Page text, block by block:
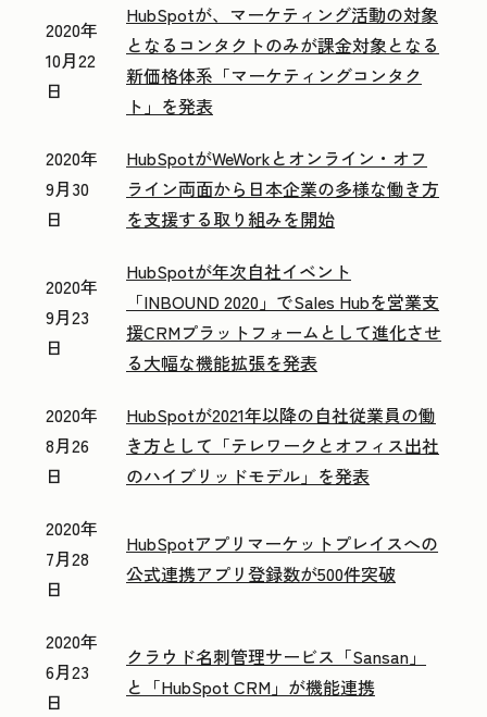
2020年
10月22
日
HubSpotが、マーケティング活動の対象
となるコンタクトのみが課金対象となる
新価格体系「マーケティングコンタク
ト」を発表
2020年
9月30
日
HubSpotがWeWorkとオンライン・オフ
ライン両面から日本企業の多様な働き方
を支援する取り組みを開始
2020年
9月23
日
HubSpotが年次自社イベント
「INBOUND 2020」でSales Hubを営業支
援CRMプラットフォームとして進化させ
る大幅な機能拡張を発表
2020年
8月26
日
HubSpotが2021年以降の自社従業員の働
き方として「テレワークとオフィス出社
のハイブリッドモデル」を発表
2020年
7月28
日
HubSpotアプリマーケットプレイスへの
公式連携アプリ登録数が500件突破
2020年
6月23
日
クラウド名刺管理サービス「Sansan」
と「HubSpot CRM」が機能連携